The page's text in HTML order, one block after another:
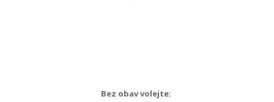
Bez obav volejte: